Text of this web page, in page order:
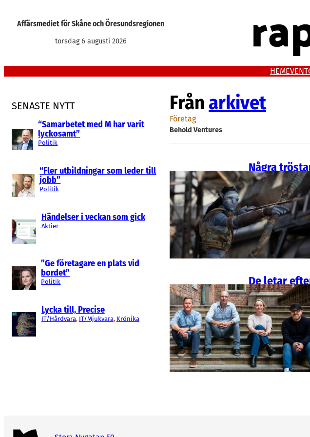
Affärsmediet för Skåne och Öresundsregionen
torsdag 6 augusti 2026
HEMEVENT
SENASTE NYTT
“Samarbetet med M har varit
lyckosamt”
Politik
“Fler utbildningar som leder till
jobb”
Politik
Händelser i veckan som gick
Aktier
”Ge företagare en plats vid
bordet”
Politik
Lycka till, Precise
IT/Hårdvara, IT/Mjukvara, Krönika
Från arkivet
Företag
Behold Ventures
Några
Spelutveckling
Behold Ventures,
Investerarna har
av budskapen till
Games i Malmö.
De letar
Finans/Riskkapital
Behold Ventures
Med en halv
största fond för
investerar i en